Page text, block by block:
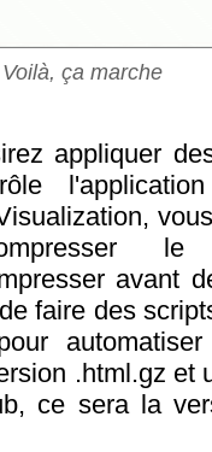
Voilà, ça marche
appliquer
le
avant
faire des
.html.gz et
ce sera la